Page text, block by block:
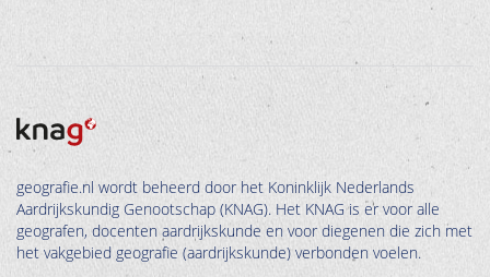
geografie.nl wordt beheerd door het Koninklijk Nederlands
Aardrijkskundig Genootschap (KNAG). Het KNAG is er voor alle
geografen, docenten aardrijkskunde en voor diegenen die zich met
het vakgebied geografie (aardrijkskunde) verbonden voelen.